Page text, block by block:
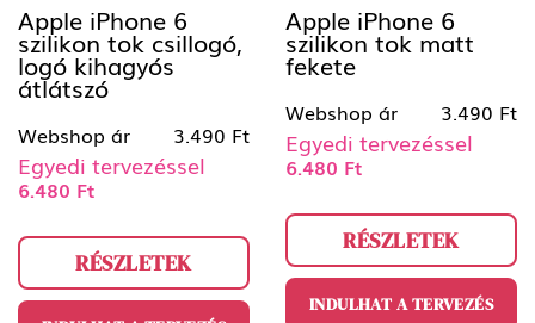
Apple iPhone 6
szilikon tok csillogó,
logó kihagyós
átlátszó
Webshop ár 3.490 Ft
Egyedi tervezéssel
6.480 Ft
RÉSZLETEK
Apple iPhone 6
szilikon tok matt
fekete
Webshop ár 3.490 Ft
Egyedi tervezéssel
6.480 Ft
RÉSZLETEK
INDULHAT A TERVEZÉS